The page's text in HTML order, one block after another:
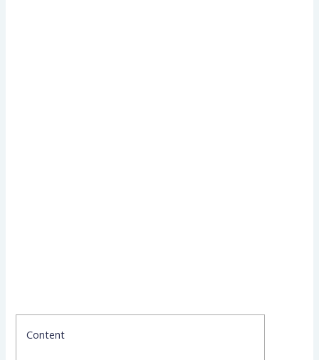
Content